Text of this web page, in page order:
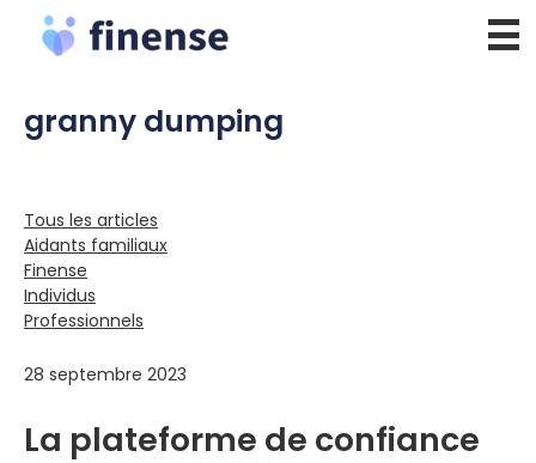
contenu
granny dumping
Tous les articles
Aidants familiaux
Finense
Individus
Professionnels
28 septembre 2023
La plateforme de confiance